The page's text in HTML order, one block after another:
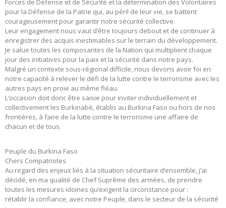
Forces de Défense et de Sécurité et la détermination des Volontaires
pour la Défense de la Patrie qui, au péril de leur vie, se battent
courageusement pour garantir notre sécurité collective.
Leur engagement nous vaut d’être toujours debout et de continuer à
enregistrer des acquis inestimables sur le terrain du développement.
Je salue toutes les composantes de la Nation qui multiplient chaque
jour des initiatives pour la paix et la sécurité dans notre pays.
Malgré un contexte sous-régional difficile, nous devons avoir foi en
notre capacité à relever le défi de la lutte contre le terrorisme avec les
autres pays en proie au même fléau.
L’occasion doit donc être saisie pour inviter individuellement et
collectivement les Burkinabè, établis au Burkina Faso ou hors de nos
frontières, à faire de la lutte contre le terrorisme une affaire de
chacun et de tous.
Peuple du Burkina Faso
Chers Compatriotes
Au regard des enjeux liés à la situation sécuritaire d’ensemble, j’ai
décidé, en ma qualité de Chef Suprême des armées, de prendre
toutes les mesures idoines qu’exigent la circonstance pour :
rétablir la confiance, avec notre Peuple, dans le secteur de la sécurité